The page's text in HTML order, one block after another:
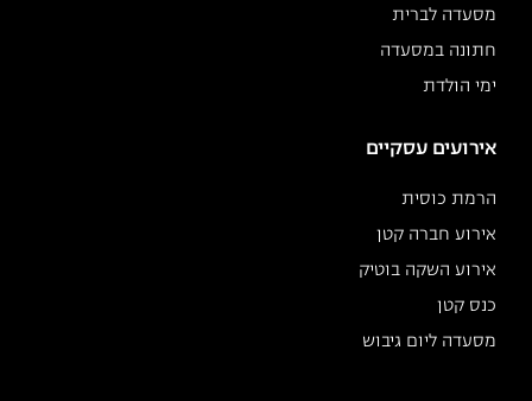
מסעדה לברית
חתונה במסעדה
ימי הולדת
אירועים עסקיים
הרמת כוסית
אירוע חברה קטן
אירוע השקה בוטיק
כנס קטן
מסעדה ליום גיבוש